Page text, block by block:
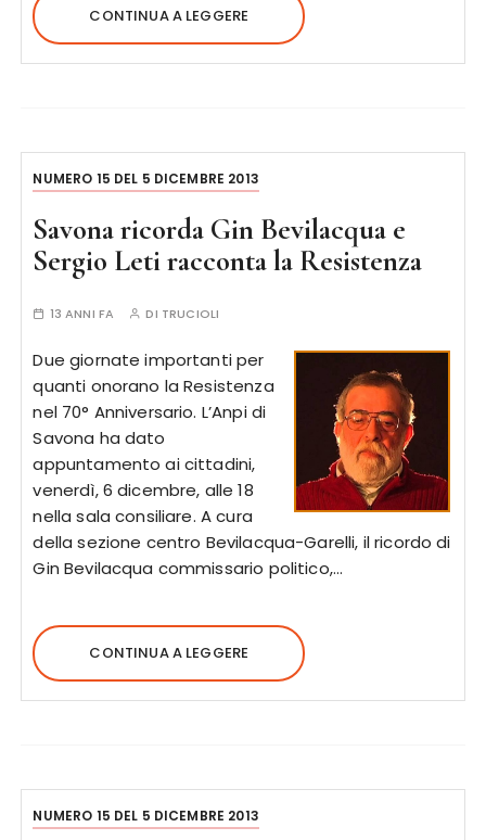
CONTINUA A LEGGERE
NUMERO 15 DEL 5 DICEMBRE 2013
Savona ricorda Gin Bevilacqua e
Sergio Leti racconta la Resistenza
13 ANNI FA DI TRUCIOLI
Due giornate importanti per
quanti onorano la Resistenza
nel 70° Anniversario. L’Anpi di
Savona ha dato
appuntamento ai cittadini,
venerdì, 6 dicembre, alle 18
nella sala consiliare. A cura
della sezione centro Bevilacqua-Garelli, il ricordo di
Gin Bevilacqua commissario politico,…
CONTINUA A LEGGERE
NUMERO 15 DEL 5 DICEMBRE 2013